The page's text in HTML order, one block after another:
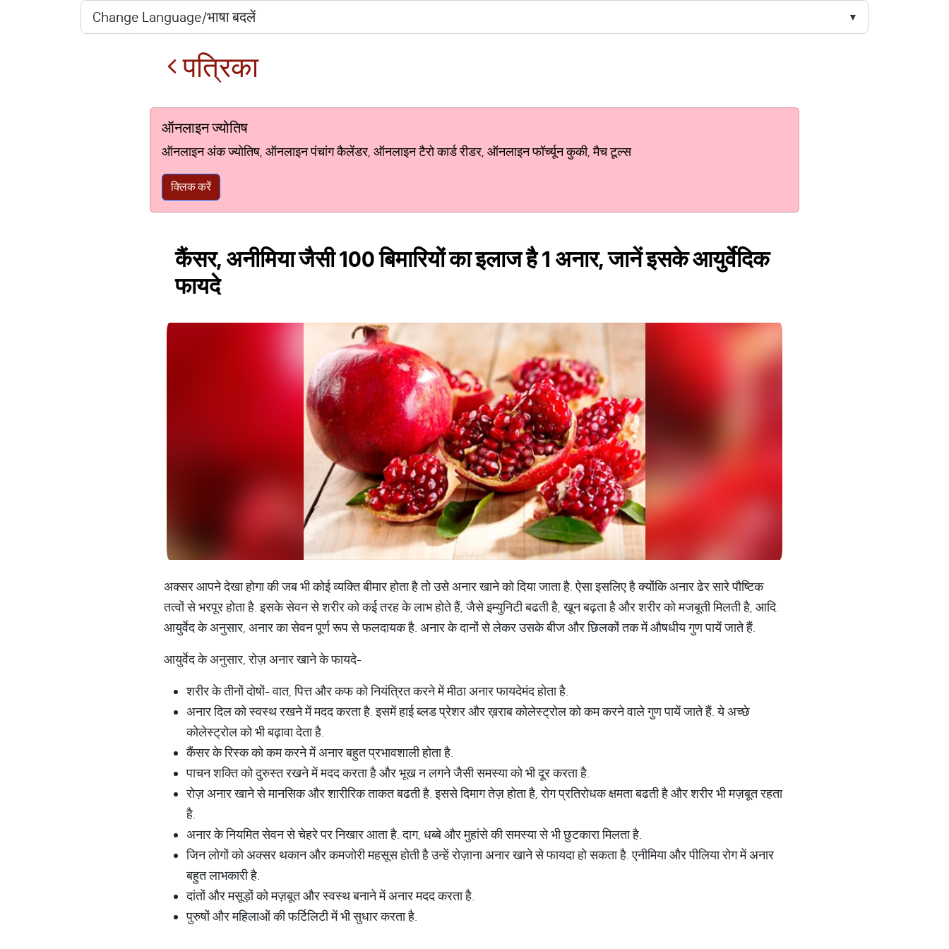
पत्रिका
ऑनलाइन ज्योतिष
ऑनलाइन अंक ज्योतिष, ऑनलाइन पंचांग कैलेंडर, ऑनलाइन टैरो कार्ड रीडर, ऑनलाइन फॉर्च्यून कुकी, मैच टूल्स
क्लिक करें
कैंसर, अनीमिया जैसी 100 बिमारियों का इलाज है 1 अनार, जानें इसके आयुर्वेदिक
फायदे
अक्सर आपने देखा होगा की जब भी कोई व्यक्ति बीमार होता है तो उसे अनार खाने को दिया जाता है. ऐसा इसलिए है क्योंकि अनार ढेर सारे पौष्टिक
तत्वों से भरपूर होता है. इसके सेवन से शरीर को कई तरह के लाभ होते हैं, जैसे इम्युनिटी बढती है, खून बढ़ता है और शरीर को मजबूती मिलती है, आदि.
आयुर्वेद के अनुसार, अनार का सेवन पूर्ण रूप से फलदायक है. अनार के दानों से लेकर उसके बीज और छिलकों तक में औषधीय गुण पायें जाते हैं.
आयुर्वेद के अनुसार, रोज़ अनार खाने के फायदे-
शरीर के तीनों दोषों- वात, पित्त और कफ को नियंत्रित करने में मीठा अनार फायदेमंद होता है.
अनार दिल को स्वस्थ रखने में मदद करता है. इसमें हाई ब्लड प्रेशर और ख़राब कोलेस्ट्रोल को कम करने वाले गुण पायें जाते हैं. ये अच्छे
कोलेस्ट्रोल को भी बढ़ावा देता है.
कैंसर के रिस्क को कम करने में अनार बहुत प्रभावशाली होता है.
पाचन शक्ति को दुरुस्त रखने में मदद करता है और भूख न लगने जैसी समस्या को भी दूर करता है.
रोज़ अनार खाने से मानसिक और शारीरिक ताकत बढती है. इससे दिमाग तेज़ होता है, रोग प्रतिरोधक क्षमता बढती है और शरीर भी मज़बूत रहता
है.
अनार के नियमित सेवन से चेहरे पर निखार आता है. दाग, धब्बे और मुहांसे की समस्या से भी छुटकारा मिलता है.
जिन लोगों को अक्सर थकान और कमजोरी महसूस होती है उन्हें रोज़ाना अनार खाने से फायदा हो सकता है. एनीमिया और पीलिया रोग में अनार
बहुत लाभकारी है.
दांतों और मसूड़ों को मज़बूत और स्वस्थ बनाने में अनार मदद करता है.
पुरुषों और महिलाओं की फर्टिलिटी में भी सुधार करता है.